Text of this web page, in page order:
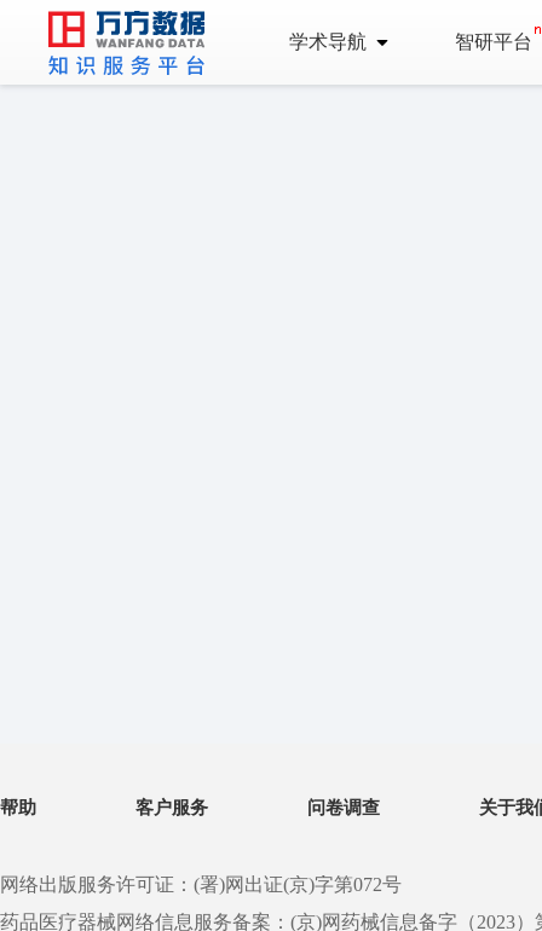
学术导航 智研平台
帮助 客户服务 问卷调查 关于我
网络出版服务许可证：(署)网出证(京)字第072号
药品医疗器械网络信息服务备案：(京)网药械信息备字（2023）